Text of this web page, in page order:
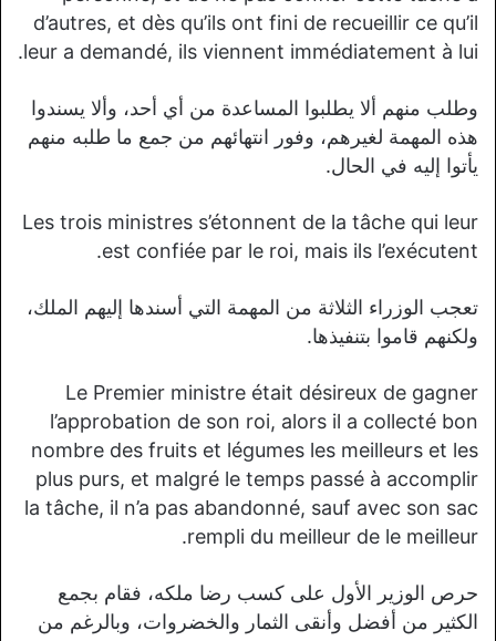
d’autres, et dès qu’ils ont fini de recueillir ce qu’il
leur a demandé, ils viennent immédiatement à lui.
وطلب منهم ألا يطلبوا المساعدة من أي أحد، وألا يسندوا
هذه المهمة لغيرهم، وفور انتهائهم من جمع ما طلبه منهم
يأتوا إليه في الحال.
Les trois ministres s’étonnent de la tâche qui leur
est confiée par le roi, mais ils l’exécutent.
تعجب الوزراء الثلاثة من المهمة التي أسندها إليهم الملك،
ولكنهم قاموا بتنفيذها.
Le Premier ministre était désireux de gagner
l’approbation de son roi, alors il a collecté bon
nombre des fruits et légumes les meilleurs et les
plus purs, et malgré le temps passé à accomplir
la tâche, il n’a pas abandonné, sauf avec son sac
rempli du meilleur de le meilleur.
حرص الوزير الأول على كسب رضا ملكه، فقام بجمع
الكثير من أفضل وأنقى الثمار والخضروات، وبالرغم من